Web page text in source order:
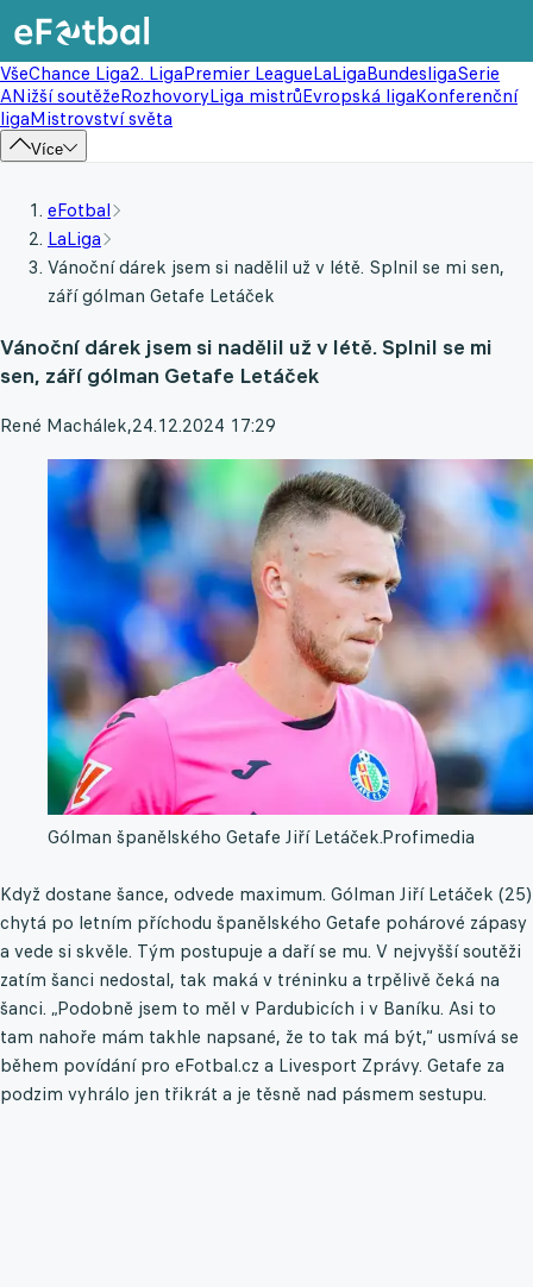
VšeChance Liga2. LigaPremier LeagueLaLigaBundesligaSerie
ANižší soutěžeRozhovoryLiga mistrůEvropská ligaKonferenční
ligaMistrovství světa
Více
eFotbal
LaLiga
Vánoční dárek jsem si nadělil už v létě. Splnil se mi sen,
září gólman Getafe Letáček
Vánoční dárek jsem si nadělil už v létě. Splnil se mi
sen, září gólman Getafe Letáček
René Machálek,24.12.2024 17:29
Gólman španělského Getafe Jiří Letáček.Profimedia
Když dostane šance, odvede maximum. Gólman Jiří Letáček (25)
chytá po letním příchodu španělského Getafe pohárové zápasy
a vede si skvěle. Tým postupuje a daří se mu. V nejvyšší soutěži
zatím šanci nedostal, tak maká v tréninku a trpělivě čeká na
šanci. „Podobně jsem to měl v Pardubicích i v Baníku. Asi to
tam nahoře mám takhle napsané, že to tak má být,“ usmívá se
během povídání pro eFotbal.cz a Livesport Zprávy. Getafe za
podzim vyhrálo jen třikrát a je těsně nad pásmem sestupu.